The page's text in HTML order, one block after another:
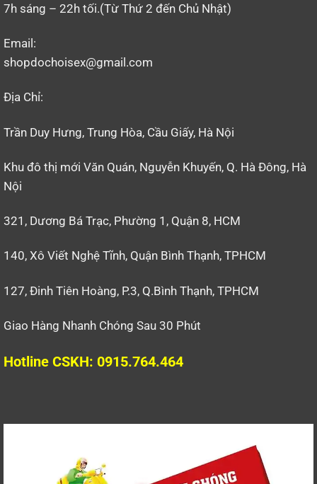
7h sáng – 22h tối.(Từ Thứ 2 đến Chủ Nhật)
Email:
shopdochoisex@gmail.com
Địa Chỉ:
Trần Duy Hưng, Trung Hòa, Cầu Giấy, Hà Nội
Khu đô thị mới Văn Quán, Nguyễn Khuyến, Q. Hà Đông, Hà
Nội
321, Dương Bá Trạc, Phường 1, Quận 8, HCM
140, Xô Viết Nghệ Tĩnh, Quận Bình Thạnh, TPHCM
127, Đinh Tiên Hoàng, P.3, Q.Bình Thạnh, TPHCM
Giao Hàng Nhanh Chóng Sau 30 Phút
Hotline CSKH: 0915.764.464